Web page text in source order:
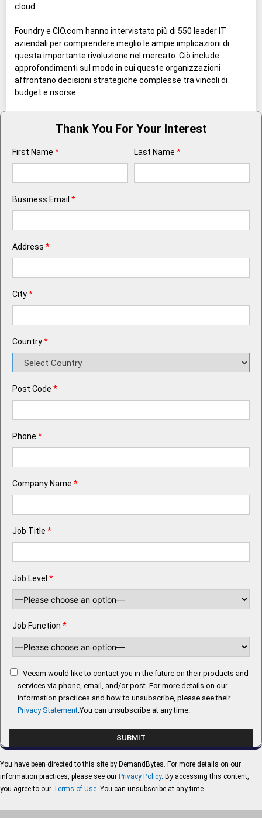
cloud.
Foundry e CIO.com hanno intervistato più di 550 leader IT
aziendali per comprendere meglio le ampie implicazioni di
questa importante rivoluzione nel mercato. Ciò include
approfondimenti sul modo in cui queste organizzazioni
affrontano decisioni strategiche complesse tra vincoli di
budget e risorse.
Thank You For Your Interest
First Name * Last Name *
Business Email *
Address *
City*
Country*
Post Code *
Phone *
Company Name *
Job Title *
Job Level *
Job Function *
Veeam would like to contact you in the future on their products and
services via phone, email, and/or post. For more details on our
information practices and how to unsubscribe, please see their
Privacy Statement.You can unsubscribe at any time.
You have been directed to this site by DemandBytes. For more details on our
information practices, please see our Privacy Policy. By accessing this content,
you agree to our Terms of Use. You can unsubscribe at any time.